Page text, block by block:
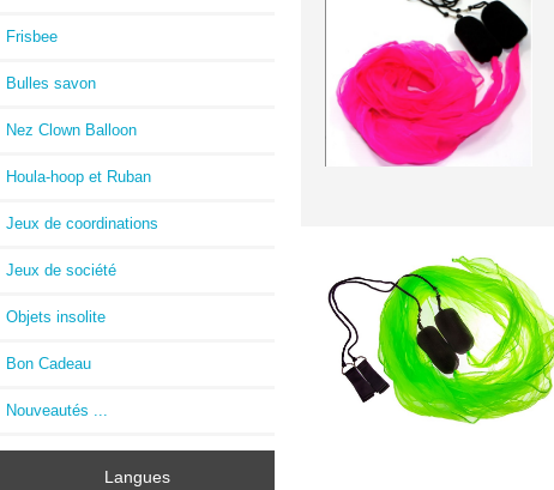
Frisbee
Bulles savon
Nez Clown Balloon
Houla-hoop et Ruban
Jeux de coordinations
Jeux de société
Objets insolite
Bon Cadeau
Nouveautés ...
Langues